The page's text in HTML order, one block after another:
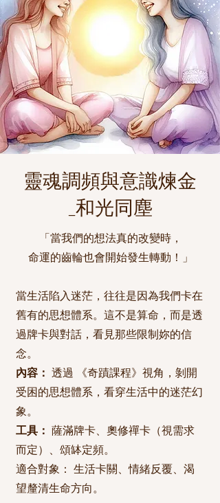
靈魂調頻與意識煉金
_和光同塵
「當我們的想法真的改變時，
命運的齒輪也會開始發生轉動！」
當生活陷入迷茫，往往是因為我們卡在
舊有的思想體系。這不是算命，而是透
過牌卡與對話，看見那些限制妳的信
念。
內容： 透過 《奇蹟課程》視角，剝開
受困的思想體系，看穿生活中的迷茫幻
象。
工具： 薩滿牌卡、奧修禪卡（視需求
而定）、頌缽定頻。
適合對象： 生活卡關、情緒反覆、渴
望釐清生命方向。